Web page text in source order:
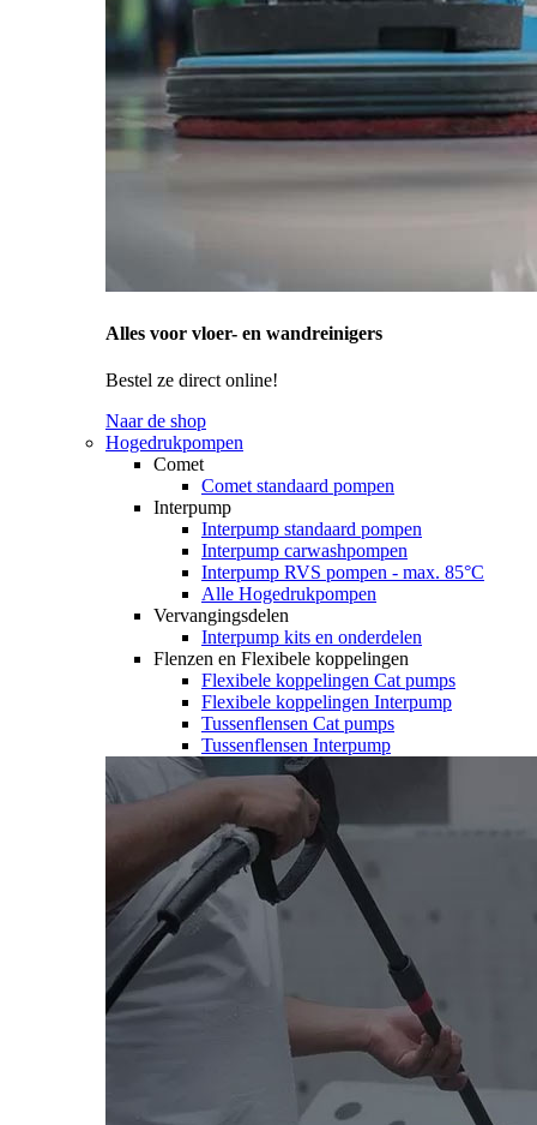
Alles voor vloer- en wandreinigers
Bestel ze direct online!
Naar de shop
Hogedrukpompen
Comet
Comet standaard pompen
Interpump
Interpump standaard pompen
Interpump carwashpompen
Interpump RVS pompen - max. 85°C
Alle Hogedrukpompen
Vervangingsdelen
Interpump kits en onderdelen
Flenzen en Flexibele koppelingen
Flexibele koppelingen Cat pumps
Flexibele koppelingen Interpump
Tussenflensen Cat pumps
Tussenflensen Interpump